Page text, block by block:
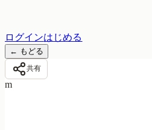
ログインはじめる
← もどる
共有
m